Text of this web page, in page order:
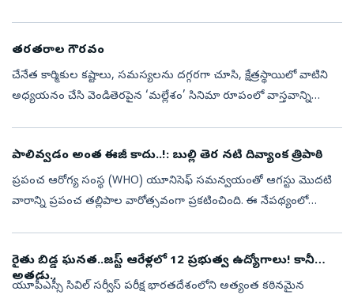
తరతరాల గౌరవం
చేనేత కార్మికుల కష్టాలు, సమస్యలను దగ్గరగా చూసి, క్షేత్రస్థాయిలో వాటిని
అధ్యయనం చేసి వెండితెరపైన ‘మల్లేశం’ సినిమా రూపంలో వాస్తవాన్ని
పాలివ్వడం అంత ఈజీ కాదు..!: బుల్లి తెర నటి దివ్యాంక త్రిపాఠి
ప్రపంచ ఆరోగ్య సంస్థ (WHO) యూనిసెఫ్ సమన్వయంతో ఆగస్టు మొదటి
వారాన్ని ప్రపంచ తల్లిపాల వారోత్సవంగా ప్రకటించింది. ఈ నేపథ్యంలో
రైతు బిడ్డ ఘనత..జస్ట్‌ ఆరేళ్లలో 12 ప్రభుత్వ ఉద్యోగాలు! కానీ
అతడు..
యూపీఎస్సీ సివిల్‌ సర్వీస్‌ పరీక్ష భారతదేశంలోని అత్యంత కఠినమైన